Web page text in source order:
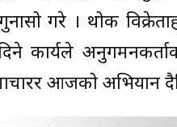
गरे । थोक
कार्यले
आजको अभियान